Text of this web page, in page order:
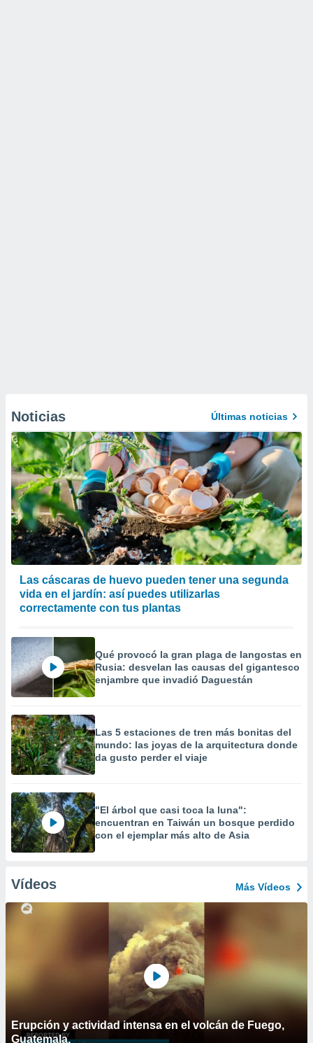
Noticias Últimas noticias
Las cáscaras de huevo pueden tener una segunda
vida en el jardín: así puedes utilizarlas
correctamente con tus plantas
Qué provocó la gran plaga de langostas en
Rusia: desvelan las causas del gigantesco
enjambre que invadió Daguestán
Las 5 estaciones de tren más bonitas del
mundo: las joyas de la arquitectura donde
da gusto perder el viaje
"El árbol que casi toca la luna":
encuentran en Taiwán un bosque perdido
con el ejemplar más alto de Asia
Vídeos Más Vídeos
Erupción y actividad intensa en el volcán de Fuego,
Guatemala.